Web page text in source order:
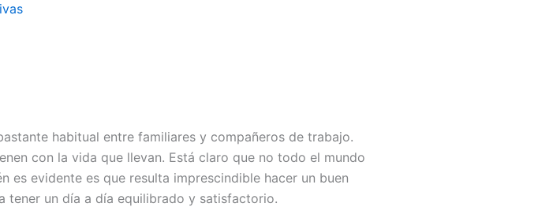
habitual entre familiares y compañeros de trabajo.
con la vida que llevan. Está claro que no todo el mundo
evidente es que resulta imprescindible hacer un buen
tener un día a día equilibrado y satisfactorio.